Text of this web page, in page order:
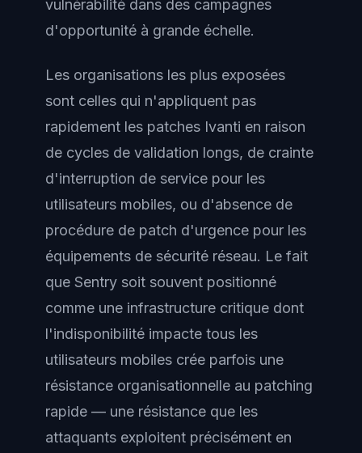
vulnérabilité dans des campagnes
d'opportunité à grande échelle.
Les organisations les plus exposées
sont celles qui n'appliquent pas
rapidement les patches Ivanti en raison
de cycles de validation longs, de crainte
d'interruption de service pour les
utilisateurs mobiles, ou d'absence de
procédure de patch d'urgence pour les
équipements de sécurité réseau. Le fait
que Sentry soit souvent positionné
comme une infrastructure critique dont
l'indisponibilité impacte tous les
utilisateurs mobiles crée parfois une
résistance organisationnelle au patching
rapide — une résistance que les
attaquants exploitent précisément en